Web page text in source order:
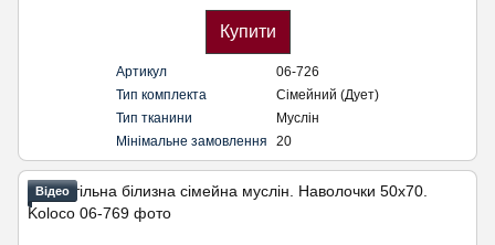
Купити
Артикул
06-726
Тип комплекта
Сімейний (Дует)
Тип тканини
Муслін
Мінімальне замовлення
20
Відео